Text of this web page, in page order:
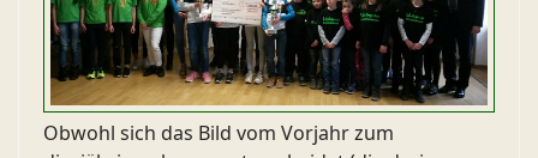
Obwohl sich das Bild vom Vorjahr zum